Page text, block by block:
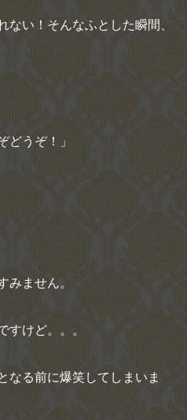
ない！そんなふとした瞬間、
どうぞ！」
みません。
すけど。。。
なる前に爆笑してしまいま